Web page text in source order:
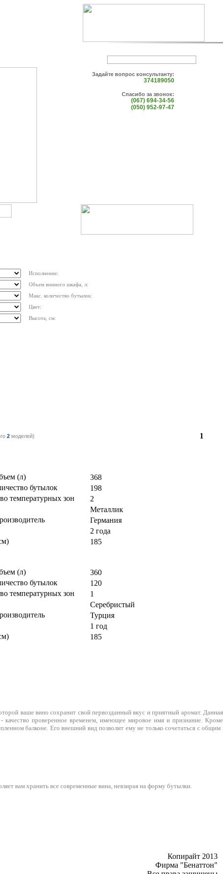
Задайте вопрос консультанту:
374189050
Спасибо за звонок:
(067) 694-34-56
(050) 952-97-47
Исполнение:
Объем винного шкафа, л:
Макс. количество бутылок:
Цвет:
Высота, см:
2моделей) 1
(л)
368
бутылок
198
температурных зон
2
Металлик
Германия
2 года
185
(л)
360
бутылок
120
температурных зон
1
Серебристый
Турция
1 год
185
ваше вино сохранит свой первозданный вкус и приятный аромат. Данная
качество проверенное временем, имеющее мировое имя и признание.
балконе. Его внешний вид позволит ему не только сочетаться с
вам хранить все современные вина, невзирая на форму бутылки.
Копирайт 2013
Фирма "Бенаттон"